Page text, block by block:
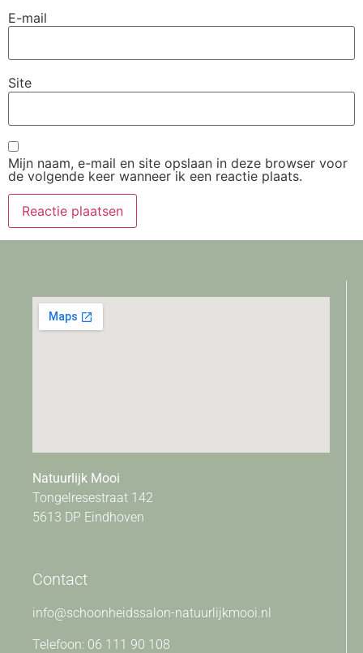
E-mail
Site
Mijn naam, e-mail en site opslaan in deze browser voor
de volgende keer wanneer ik een reactie plaats.
Natuurlijk Mooi
Tongelresestraat 142
5613 DP Eindhoven
Contact
info@schoonheidssalon-natuurlijkmooi.nl
Telefoon: 06 111 90 108